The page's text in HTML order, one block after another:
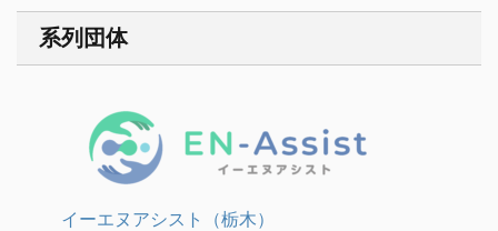
系列団体
イーエヌアシスト（栃木）